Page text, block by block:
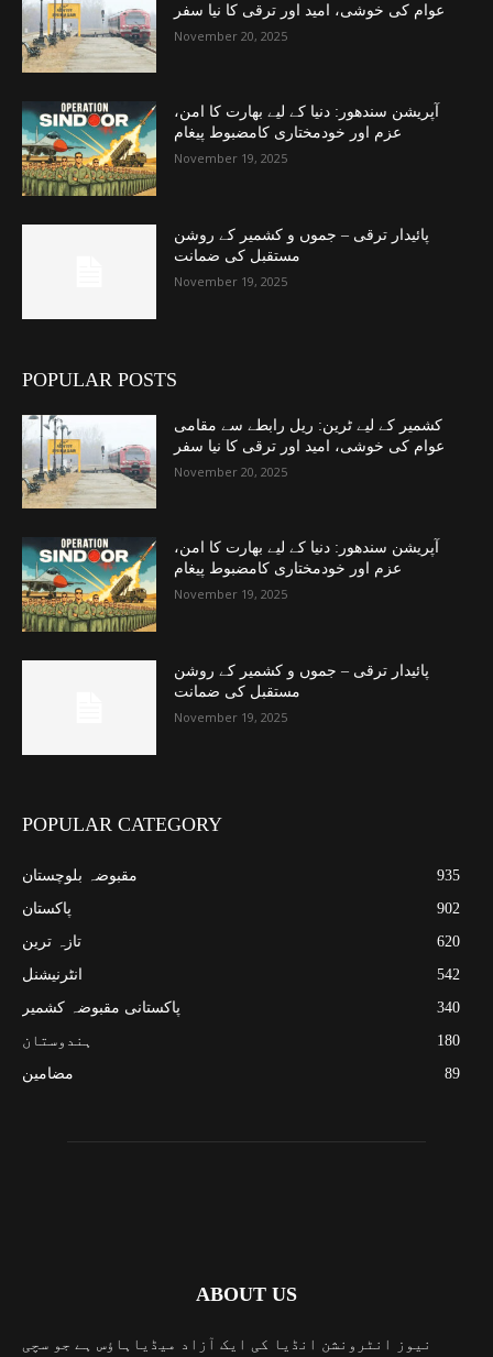
عوام کی خوشی، امید اور ترقی کا نیا سفر
November 20, 2025
آپریشن سندھور: دنیا کے لیے بھارت کا امن،
عزم اور خودمختاری کامضبوط پیغام
November 19, 2025
پائیدار ترقی – جموں و کشمیر کے روشن
مستقبل کی ضمانت
November 19, 2025
POPULAR POSTS
کشمیر کے لیے ٹرین: ریل رابطے سے مقامی
عوام کی خوشی، امید اور ترقی کا نیا سفر
November 20, 2025
آپریشن سندھور: دنیا کے لیے بھارت کا امن،
عزم اور خودمختاری کامضبوط پیغام
November 19, 2025
پائیدار ترقی – جموں و کشمیر کے روشن
مستقبل کی ضمانت
November 19, 2025
POPULAR CATEGORY
مقبوضہ بلوچستان
935
پاکستان
902
تازہ ترین
620
انٹرنیشنل
542
پاکستانی مقبوضہ کشمیر
340
ہندوستان
180
مضامین
89
ABOUT US
نیوز انٹرونشن انڈیا کی ایک آزاد میڈیاہاؤس ہے جو سچی